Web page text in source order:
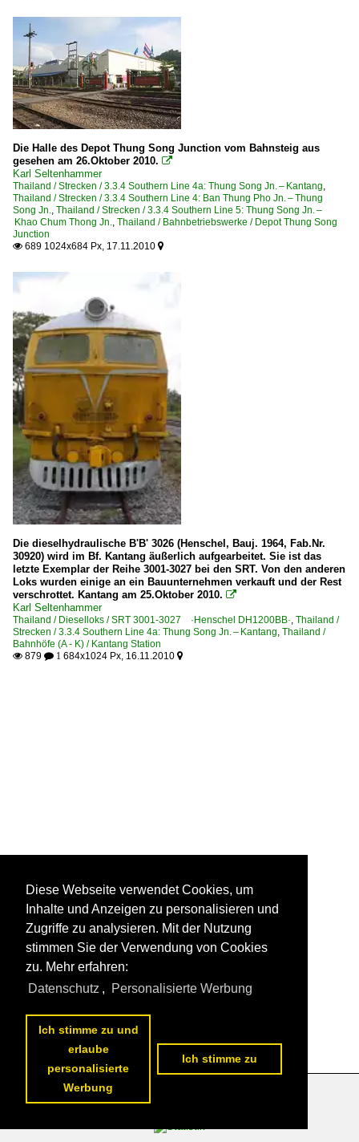
Die Halle des Depot Thung Song Junction vom Bahnsteig aus
gesehen am 26.Oktober 2010. 
Karl Seltenhammer
Thailand / Strecken / 3.3.4 Southern Line 4a: Thung Song Jn. – Kantang
Thailand / Strecken / 3.3.4 Southern Line 4: Ban Thung Pho Jn. – Thung
Song Jn.
Thailand / Strecken / 3.3.4 Southern Line 5: Thung Song Jn. –
Khao Chum Thong Jn.
Thailand / Bahnbetriebswerke / Depot Thung Song
Junction
 689 1024x684 Px, 17.11.2010 
Die dieselhydraulische B'B' 3026 (Henschel, Bauj. 1964, Fab.Nr.
30920) wird im Bf. Kantang äußerlich aufgearbeitet. Sie ist das
letzte Exemplar der Reihe 3001-3027 bei den SRT. Von den anderen
Loks wurden einige an ein Bauunternehmen verkauft und der Rest
verschrottet. Kantang am 25.Oktober 2010. 
Karl Seltenhammer
Thailand / Dieselloks / SRT 3001-3027 ·Henschel DH1200BB· Thailand /
Strecken / 3.3.4 Southern Line 4a: Thung Song Jn. – Kantang Thailand /
Bahnhöfe (A - K) / Kantang Station
 879  1 684x1024 Px, 16.11.2010 
Datenschutzerklärung
Diese Webseite verwendet Cookies, um
Inhalte und Anzeigen zu personalisieren und
Zugriffe zu analysieren. Mit der Nutzung
stimmen Sie der Verwendung von Cookies
zu. Mehr erfahren:
Datenschutz , Personalisierte Werbung
Ich stimme zu und
erlaube
personalisierte
Werbung
Ich stimme zu